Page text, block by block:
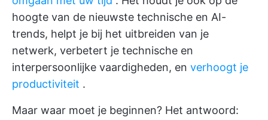
hoogte van de nieuwste technische en AI-
trends, helpt je bij het uitbreiden van je
netwerk, verbetert je technische en
interpersoonlijke vaardigheden, en verhoogt je
productiviteit .
Maar waar moet je beginnen? Het antwoord: